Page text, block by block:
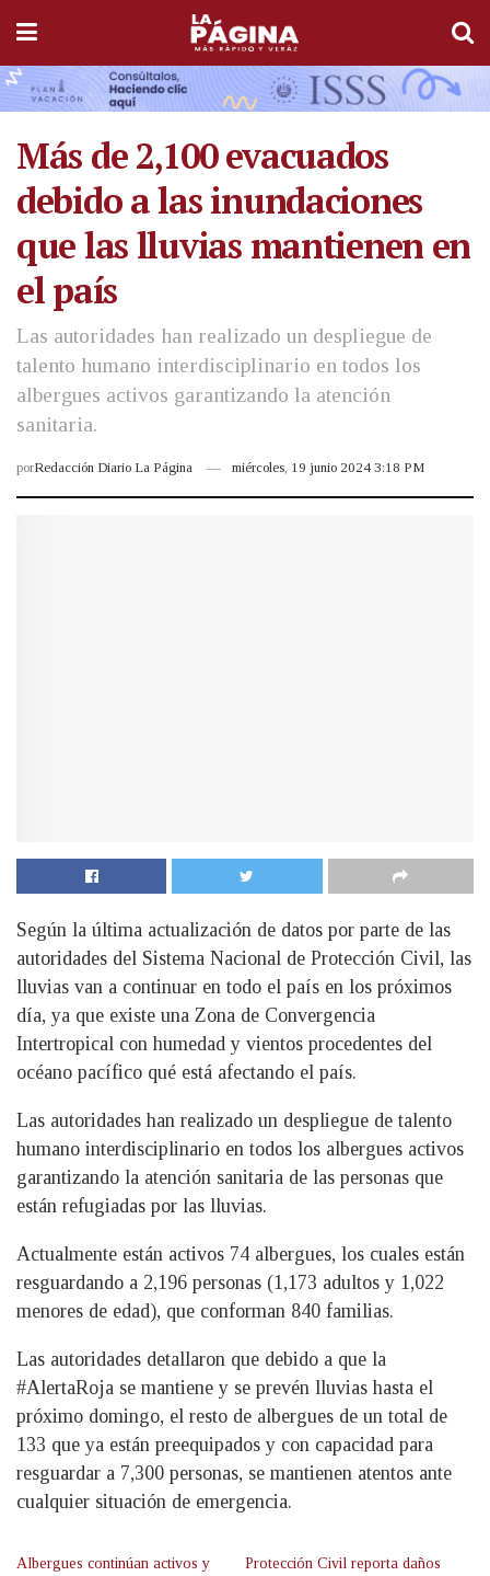
Más de 2,100 evacuados
debido a las inundaciones
que las lluvias mantienen en
el país
Las autoridades han realizado un despliegue de
talento humano interdisciplinario en todos los
albergues activos garantizando la atención
sanitaria.
porRedacción Diario La Página miércoles, 19 junio 2024 3:18 PM
Según la última actualización de datos por parte de las
autoridades del Sistema Nacional de Protección Civil, las
lluvias van a continuar en todo el país en los próximos
día, ya que existe una Zona de Convergencia
Intertropical con humedad y vientos procedentes del
océano pacífico qué está afectando el país.
Las autoridades han realizado un despliegue de talento
humano interdisciplinario en todos los albergues activos
garantizando la atención sanitaria de las personas que
están refugiadas por las lluvias.
Actualmente están activos 74 albergues, los cuales están
resguardando a 2,196 personas (1,173 adultos y 1,022
menores de edad), que conforman 840 familias.
Las autoridades detallaron que debido a que la
#AlertaRoja se mantiene y se prevén lluvias hasta el
próximo domingo, el resto de albergues de un total de
133 que ya están preequipados y con capacidad para
resguardar a 7,300 personas, se mantienen atentos ante
cualquier situación de emergencia.
Albergues continúan activos y
Protección Civil reporta daños